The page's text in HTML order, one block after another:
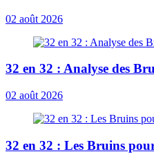
02 août 2026
32 en 32 : Analyse des
02 août 2026
32 en 32 : Les Bruins